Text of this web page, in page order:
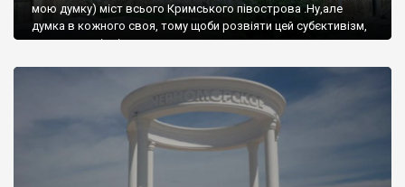
мою думку) міст всього Кримського півострова .Ну,але
думка в кожного своя, тому щоби розвіяти цей субєктивізм,
запрошую відвідати це